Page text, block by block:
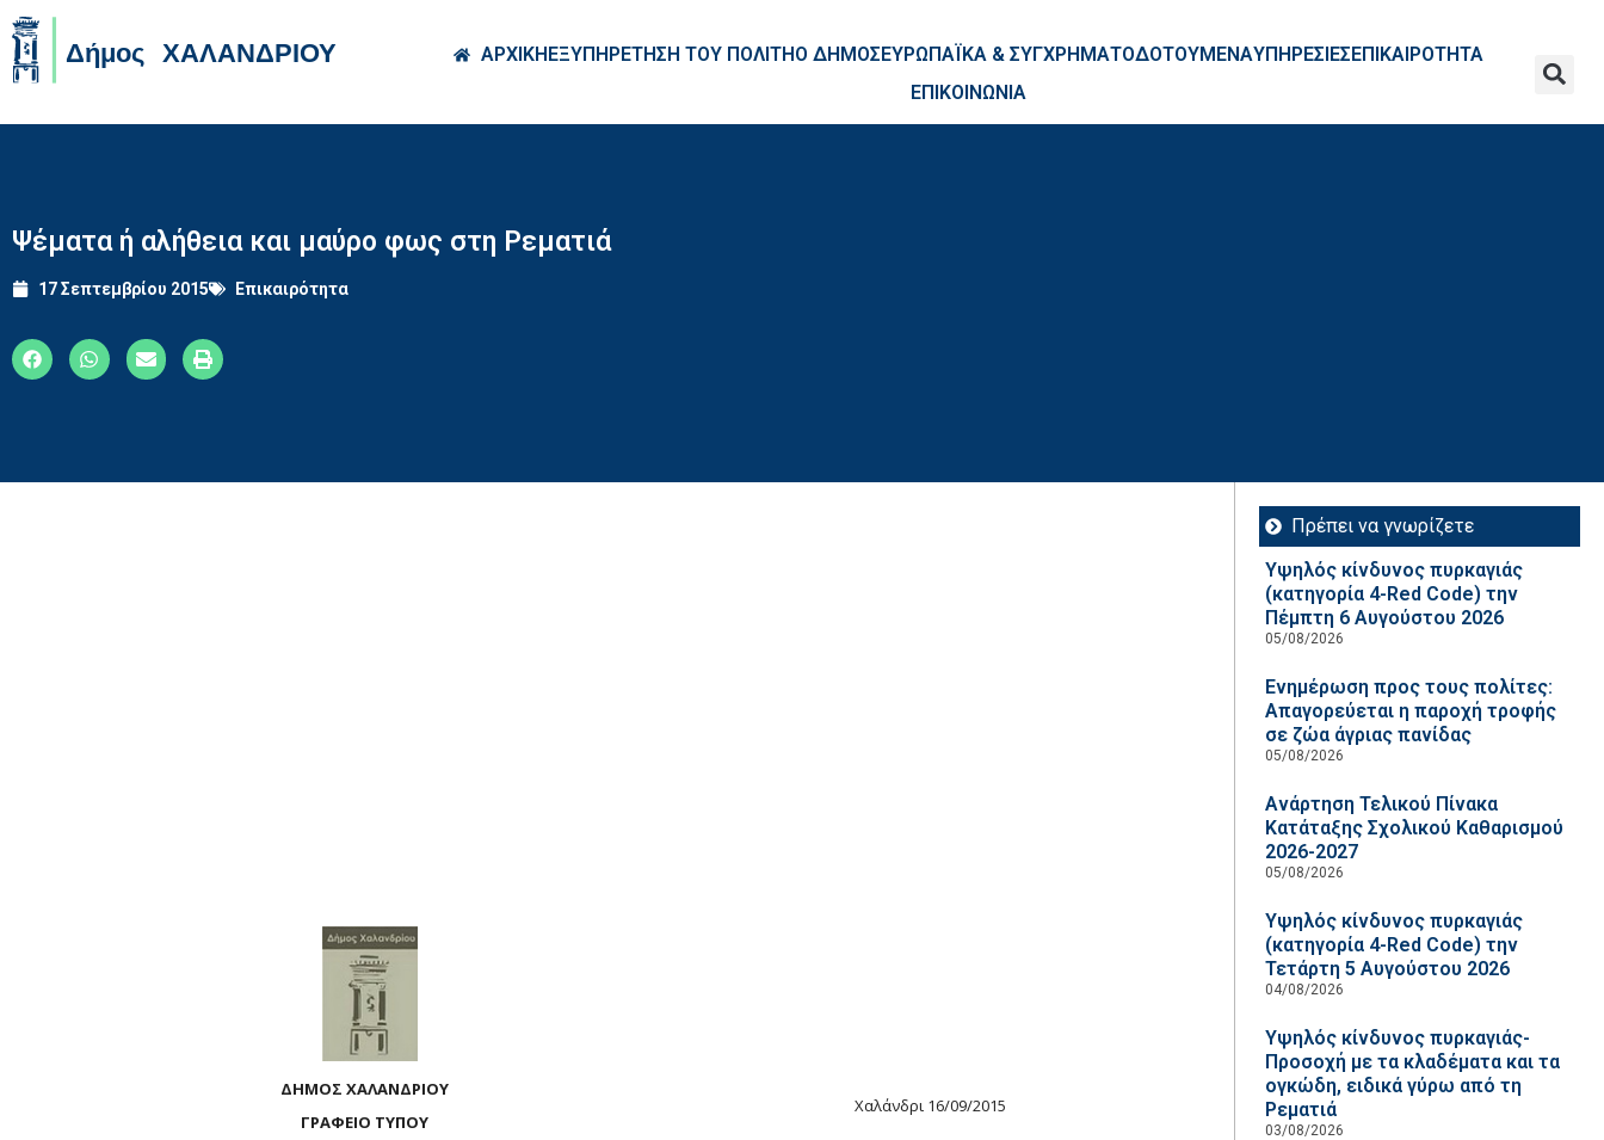
ΑΡΧΙΚΗΕΞΥΠΗΡΕΤΗΣΗ ΤΟΥ ΠΟΛΙΤΗΟ ΔΗΜΟΣΕΥΡΩΠΑΪΚΑ & ΣΥΓΧΡΗΜΑΤΟΔΟΤΟΥΜΕΝΑΥΠΗΡΕΣΙΕΣΕΠΙΚΑΙΡΟΤΗΤΑ
ΕΠΙΚΟΙΝΩΝΙΑ
Ψέματα ή αλήθεια και μαύρο φως στη Ρεματιά
17 Σεπτεμβρίου 2015 Επικαιρότητα
ΔΗΜΟΣ ΧΑΛΑΝΔΡΙΟΥ
ΓΡΑΦΕΙΟ ΤΥΠΟΥ
Χαλάνδρι 16/09/2015
Πρέπει να γνωρίζετε
Υψηλός κίνδυνος πυρκαγιάς
(κατηγορία 4-Red Code) την
Πέμπτη 6 Αυγούστου 2026
05/08/2026
Ενημέρωση προς τους πολίτες:
Απαγορεύεται η παροχή τροφής
σε ζώα άγριας πανίδας
05/08/2026
Ανάρτηση Τελικού Πίνακα
Κατάταξης Σχολικού Καθαρισμού
2026-2027
05/08/2026
Υψηλός κίνδυνος πυρκαγιάς
(κατηγορία 4-Red Code) την
Τετάρτη 5 Αυγούστου 2026
04/08/2026
Υψηλός κίνδυνος πυρκαγιάς-
Προσοχή με τα κλαδέματα και τα
ογκώδη, ειδικά γύρω από τη
Ρεματιά
03/08/2026